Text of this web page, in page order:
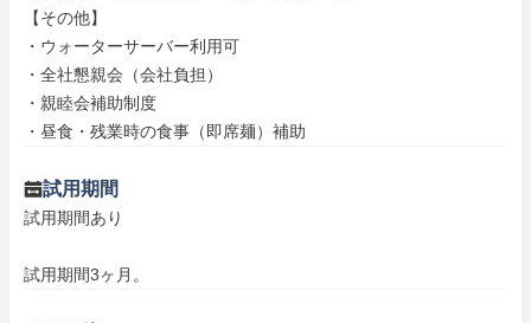
【その他】
・ウォーターサーバー利用可
・全社懇親会（会社負担）
・親睦会補助制度
・昼食・残業時の食事（即席麺）補助
試用期間
試用期間あり
試用期間3ヶ月。